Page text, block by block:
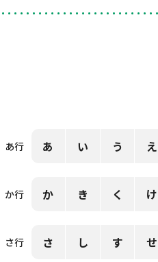
あ行 あ い う え
か行 か き く け
さ行 さ し す せ